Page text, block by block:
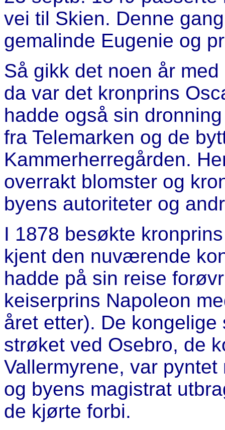
vei til Skien. Denne
gemalinde Eugenie og
Så gikk det noen år
da var det kronprins
hadde også sin
fra Telemarken og de
Kammerherregården.
overrakt blomster og
byens autoriteter og
I 1878 besøkte
kjent den nuværende
hadde på sin reise
keiserprins Napoleon
året etter). De
strøket ved Osebro, de
Vallermyrene, var
og byens magistrat
de kjørte forbi.